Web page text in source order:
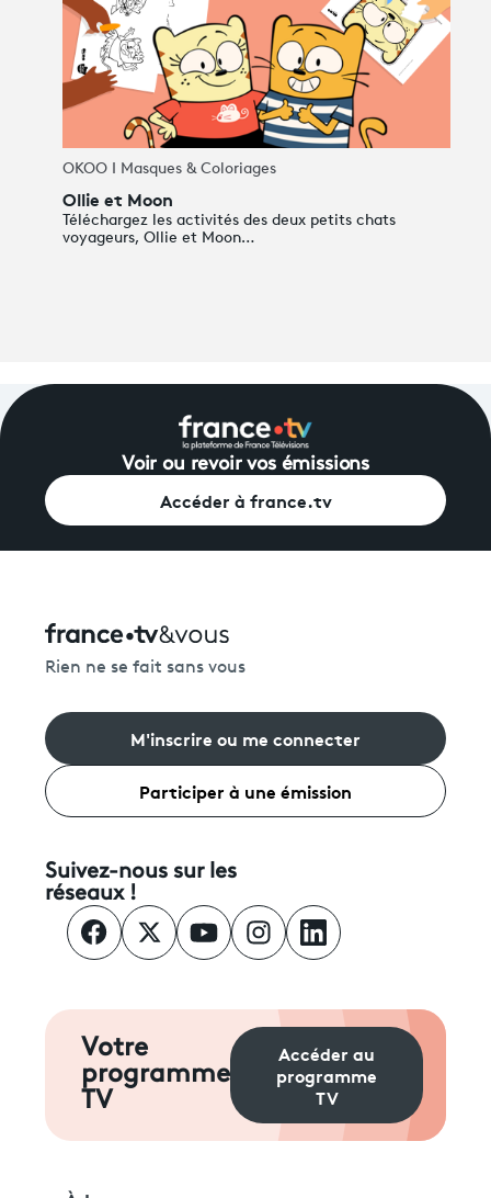
Ollie et Moon
Téléchargez les activités des deux petits chats
voyageurs, Ollie et Moon…
OKOO I Masques & Coloriages
Voir ou revoir vos émissions
Accéder à france.tv
Rien ne se fait sans vous
M'inscrire ou me connecter
Participer à une émission
Suivez-nous sur les
réseaux !
Votre
programme
TV
Accéder au
programme
TV